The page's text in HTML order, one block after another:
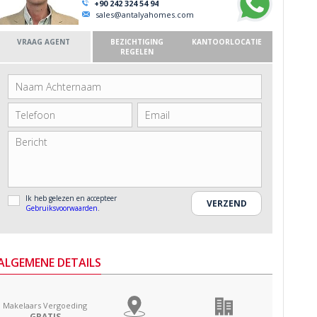
+90 242 324 54 94
sales@antalyahomes.com
VRAAG AGENT
BEZICHTIGING
REGELEN
KANTOORLOCATIE
Ik heb gelezen en accepteer
Gebruiksvoorwaarden.
DETAILS
Makelaars Vergoeding